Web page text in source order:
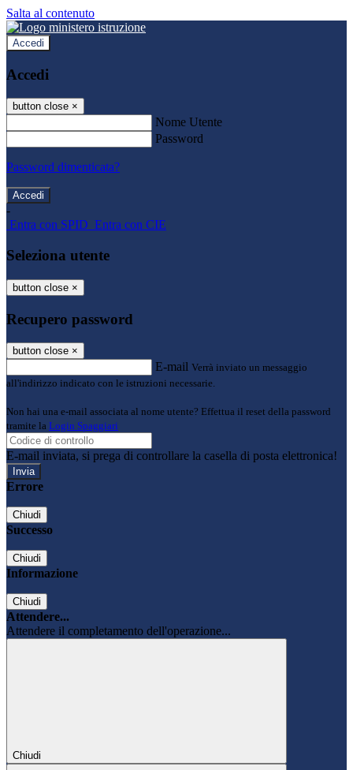
Salta al contenuto
Accedi
Accedi
button close ×
Nome Utente
Password
Password dimenticata?
-
Entra con SPID Entra con CIE
Seleziona utente
button close ×
Recupero password
button close ×
E-mail Verrà inviato un messaggio
all'indirizzo indicato con le istruzioni necessarie.
Non hai una e-mail associata al nome utente? Effettua il reset della password
tramite la Login Spaggiari
E-mail inviata, si prega di controllare la casella di posta elettronica!
Errore
Chiudi
Successo
Chiudi
Informazione
Chiudi
Attendere...
Attendere il completamento dell'operazione...
Chiudi